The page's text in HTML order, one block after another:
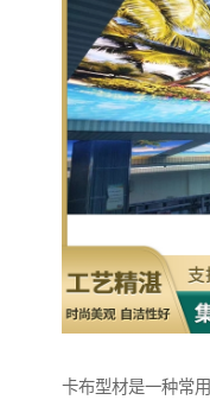
卡布型材是一种常